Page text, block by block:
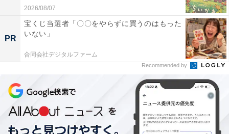
【今日チェックしたい】日立の人気商品5選
2026/08/07
PR
宝くじ当選者「〇〇をやらずに買うのはもった
いない」
合同会社デジタルファーム
Recommended by